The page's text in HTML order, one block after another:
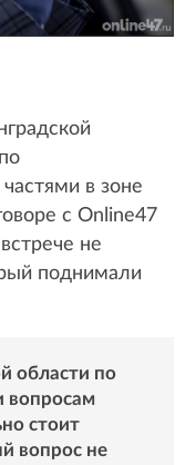
в зоне
с Online47
не
поднимали
области по
вопросам
стоит
вопрос не